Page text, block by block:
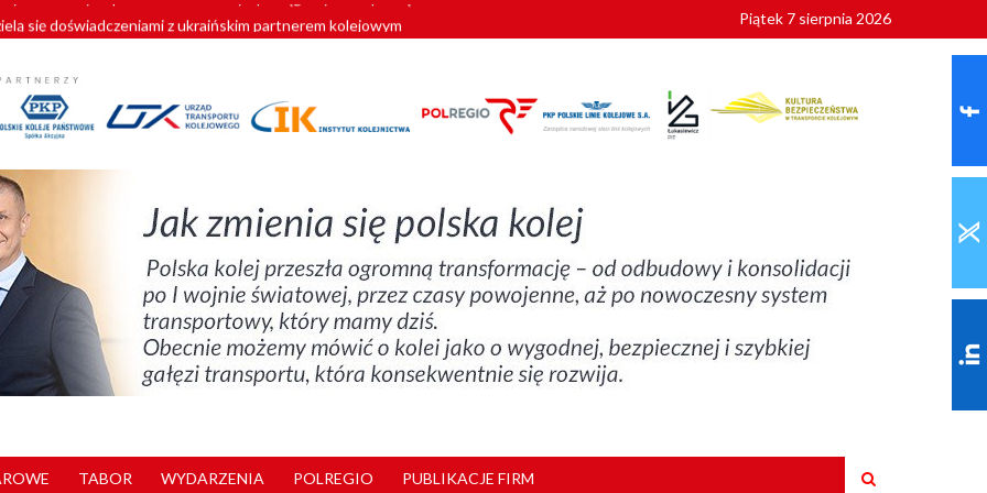
się doświadczeniami z ukraińskim partnerem kolejowym
Vectrony na 230 km/h
pociągi od PESA. Sześć nowoczesnych ELF-ów wyjedzie na tory w 2029 roku
180 nowych pracowników drużyn pociągowych od początku roku
Piątek 7 sierpnia 2026
TABOR WYDARZENIA POLREGIO PUBLIKACJE FIRM